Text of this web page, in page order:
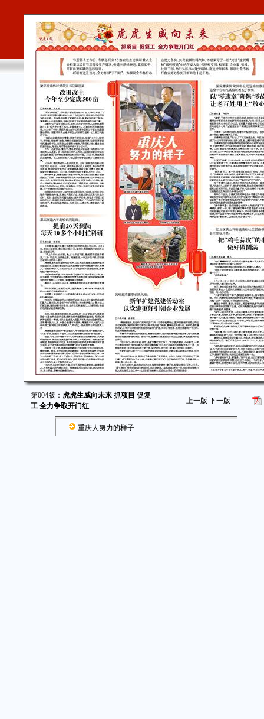
第004版： 虎虎生威向未来 抓项目 促复
工 全力争取开门红
上一版 下一版
重庆人努力的样子